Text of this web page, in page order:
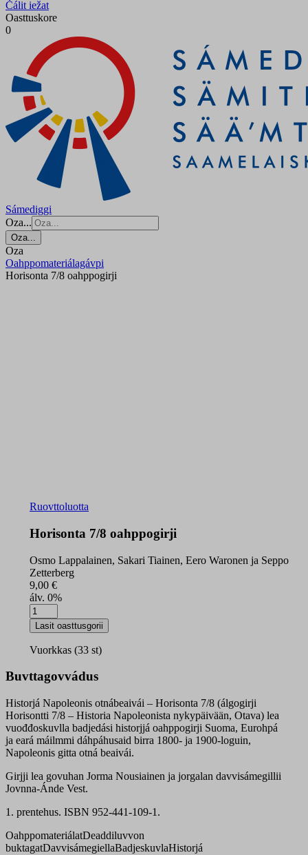
Čálit iežat
Oasttuskore
0
Sámediggi
Oza...
Oza...
Oza
Oahppomateriálagávpi
Horisonta 7/8 oahppogirji
Ruovttoluotta
Horisonta 7/8 oahppogirji
Osmo Lappalainen, Sakari Tiainen, Eero Waronen ja Seppo
Zetterberg
9,00 €
álv. 0%
Horisonta
7/8
oahppogirji
quantity
Lasit oasttusgorii
Vuorkkas (33 st)
Buvttagovvádus
Historjá Napoleonis otnábeaivái – Horisonta 7/8 (álgogirji
Horisontti 7/8 – Historia Napoleonista nykypäivään, Otava) lea
vuođđoskuvlla badjedási historjjá oahppogirji Suoma, Eurohpá
ja eará máilmmi dáhpáhusaid birra 1800- ja 1900-loguin,
Napoleonis gitta otná beaivái.
Girjji lea govuhan Jorma Nousiainen ja jorgalan davvisámegillii
Jovnna-Ánde Vest.
1. prentehus. ISBN 952-441-109-1.
OahppomateriálatDeaddiluvvon
buktagatDavvisámegiellaBadjeskuvlaHistorjá